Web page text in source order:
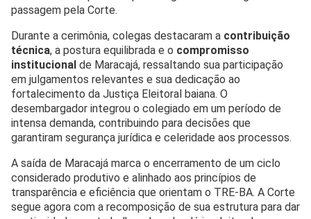
passagem pela Corte.
Durante a cerimônia, colegas destacaram a contribuição
técnica, a postura equilibrada e o compromisso
institucional de Maracajá, ressaltando sua participação
em julgamentos relevantes e sua dedicação ao
fortalecimento da Justiça Eleitoral baiana. O
desembargador integrou o colegiado em um período de
intensa demanda, contribuindo para decisões que
garantiram segurança jurídica e celeridade aos processos.
A saída de Maracajá marca o encerramento de um ciclo
considerado produtivo e alinhado aos princípios de
transparência e eficiência que orientam o TRE-BA. A Corte
segue agora com a recomposição de sua estrutura para dar